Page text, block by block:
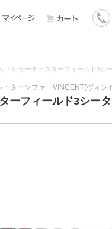
ドレザーチェスターフィールド3
ーターソファ VINCENT(ヴィン
ーフィールド3シー